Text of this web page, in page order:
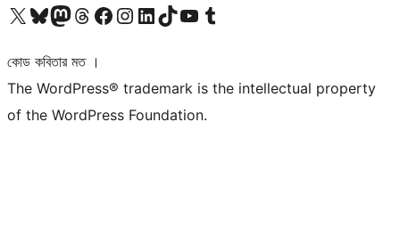
আমাদের X (আগের টুইটার) অ্যাকাউন্টে যানআমাদের Bluesky অ্যাকাউন্টটি দেখুনআমাদের মাস্টোডন অ্যাকাউন্টটি দেখুনআমাদের থ্রেডস অ্যাকাউন্টটি দেখুনআমাদের ফেসবুক পেজ দেখুনআমাদের ইন্সটাগ্রাম অ্যাকাউন্ট দেখুনআমাদের লিঙ্কডইন অ্যাকাউন্টে যানআমাদের TikTok অ্যাকাউন্টটি দেখুনআমাদের ইউটিউব চ্যানেলে যান আমাদের টাম্বলার অ্যাকাউন্ট দেখুন
কোড কবিতার মত ।
The WordPress® trademark is the intellectual property
of the WordPress Foundation.